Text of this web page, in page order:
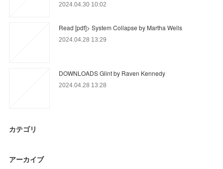
2024.04.30 10:02
Read [pdf]> System Collapse by Martha Wells
2024.04.28 13:29
DOWNLOADS Glint by Raven Kennedy
2024.04.28 13:28
カテゴリ
アーカイブ